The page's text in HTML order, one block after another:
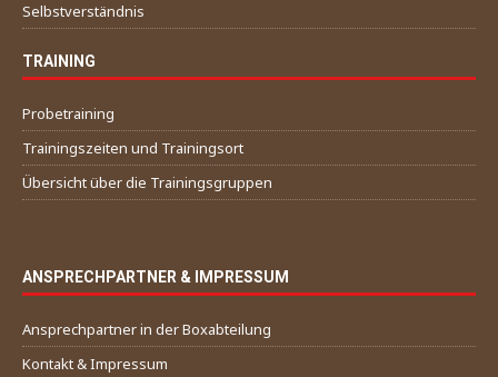
Selbstverständnis
TRAINING
Probetraining
Trainingszeiten und Trainingsort
Übersicht über die Trainingsgruppen
ANSPRECHPARTNER & IMPRESSUM
Ansprechpartner in der Boxabteilung
Kontakt & Impressum